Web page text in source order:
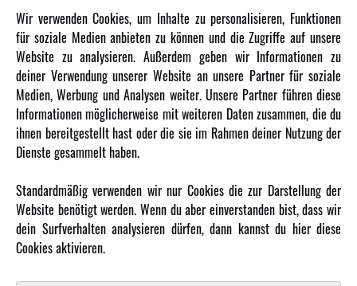
Newsletter
Über uns
Karriere
Amewi Kataloge
MEHR VON AMEWI
Amewi Construction - Nutzfahrzeuge
Malinos - Die kreative Seite von Amewi
Werden Sie Amewi Händler
Wir verwenden Cookies, um Inhalte zu personalisieren, Funktionen
für soziale Medien anbieten zu können und die Zugriffe auf unsere
Website zu analysieren. Außerdem geben wir Informationen zu
deiner Verwendung unserer Website an unsere Partner für soziale
Medien, Werbung und Analysen weiter. Unsere Partner führen diese
Informationen möglicherweise mit weiteren Daten zusammen, die du
ihnen bereitgestellt hast oder die sie im Rahmen deiner Nutzung der
Dienste gesammelt haben.
Standardmäßig verwenden wir nur Cookies die zur Darstellung der
Website benötigt werden. Wenn du aber einverstanden bist, dass wir
dein Surfverhalten analysieren dürfen, dann kannst du hier diese
Cookies aktivieren.